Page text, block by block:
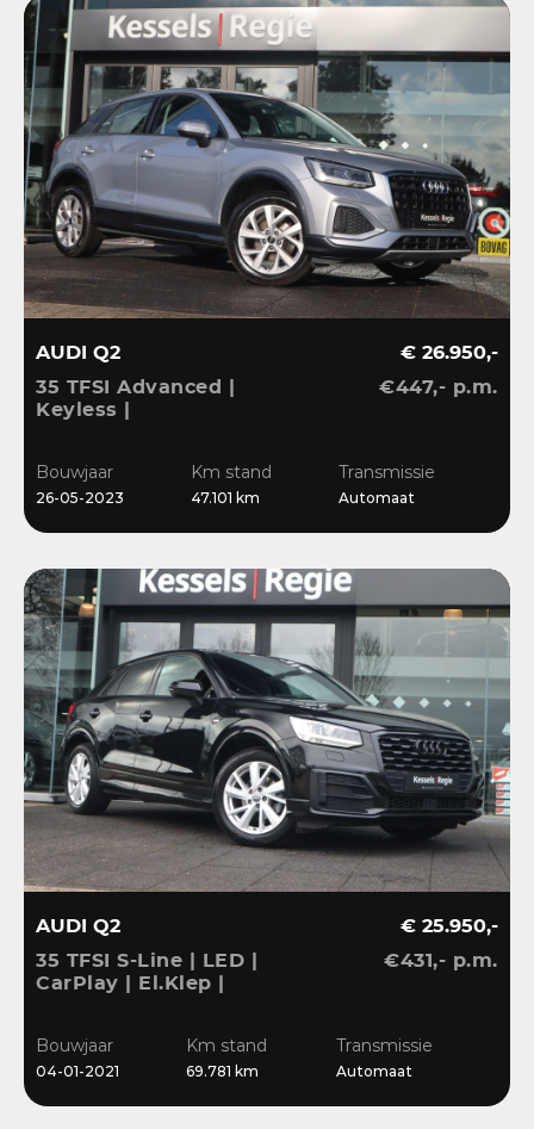
AUDI Q2
35 TFSI Advanced |
Keyless |
Navi | Sensoren | 17”
€ 26.950,-
€447,- p.m.
Bouwjaar
26-05-2023
Km stand
47.101 km
Transmissie
Automaat
AUDI Q2
35 TFSI S-Line | LED |
CarPlay | El.Klep |
€ 25.950,-
€431,- p.m.
Bouwjaar
04-01-2021
Km stand
69.781 km
Transmissie
Automaat